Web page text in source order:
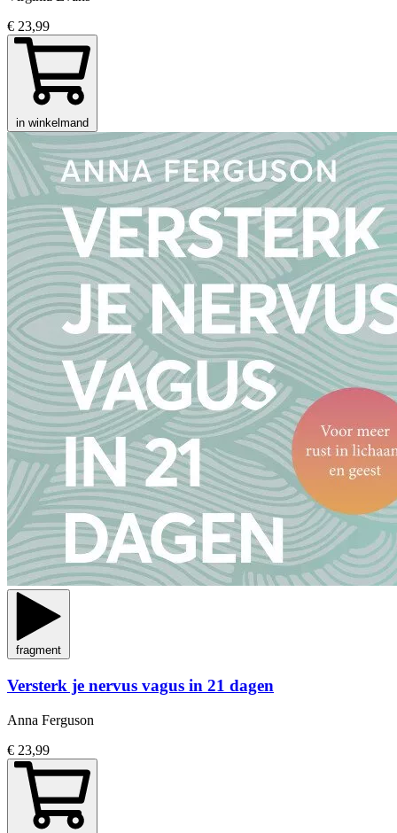
€ 23,99
in winkelmand
fragment
Versterk je nervus vagus in 21 dagen
Anna Ferguson
€ 23,99